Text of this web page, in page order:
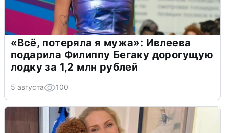
«Всё, потеряла я мужа»: Ивлеева
подарила Филиппу Бегаку дорогущую
лодку за 1,2 млн рублей
5 августа 100